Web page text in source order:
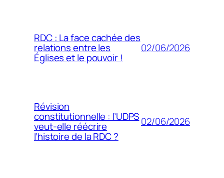
RDC : La face cachée des
relations entre les
Églises et le pouvoir !
02/06/2026
Révision
constitutionnelle : l’UDPS
veut-elle réécrire
l’histoire de la RDC ?
02/06/2026